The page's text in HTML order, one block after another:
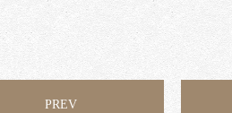
PREV